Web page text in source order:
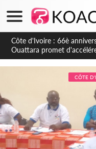
Côte d'Ivoire : À Abidjan,
ivoirien et veut s'en
de la Guinée
CÔTE